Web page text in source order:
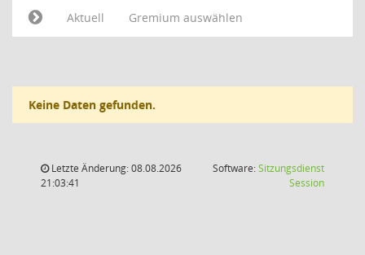
Aktuell
Gremium auswählen
Keine Daten gefunden.
Letzte Änderung: 08.08.2026
21:03:41
Software:Sitzungsdienst
Session(Wird in